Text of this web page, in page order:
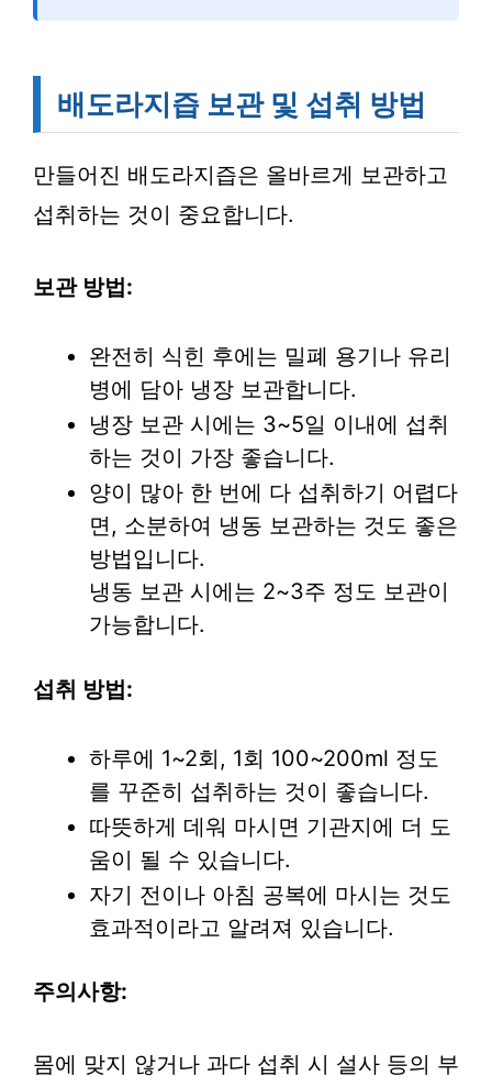
배도라지즙 보관 및 섭취 방법
만들어진 배도라지즙은 올바르게 보관하고
섭취하는 것이 중요합니다.
보관 방법:
완전히 식힌 후에는 밀폐 용기나 유리
병에 담아 냉장 보관합니다.
냉장 보관 시에는 3~5일 이내에 섭취
하는 것이 가장 좋습니다.
양이 많아 한 번에 다 섭취하기 어렵다
면, 소분하여 냉동 보관하는 것도 좋은
방법입니다.
냉동 보관 시에는 2~3주 정도 보관이
가능합니다.
섭취 방법:
하루에 1~2회, 1회 100~200ml 정도
를 꾸준히 섭취하는 것이 좋습니다.
따뜻하게 데워 마시면 기관지에 더 도
움이 될 수 있습니다.
자기 전이나 아침 공복에 마시는 것도
효과적이라고 알려져 있습니다.
주의사항:
몸에 맞지 않거나 과다 섭취 시 설사 등의 부